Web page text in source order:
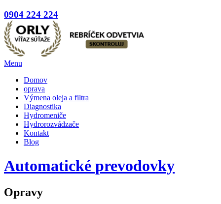
0904 224 224
Menu
Domov
oprava
Výmena oleja a filtra
Diagnostika
Hydromeniče
Hydrorozvádzače
Kontakt
Blog
Automatické prevodovky
Opravy